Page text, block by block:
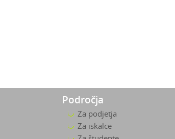
Področja
Za podjetja
Za iskalce